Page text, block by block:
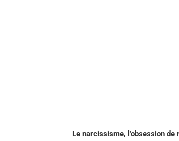
Le narcissisme, l’obsession